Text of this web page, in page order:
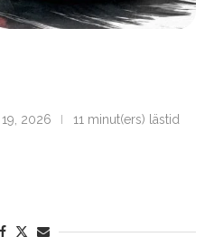
2026 11 minut(ers) lästid